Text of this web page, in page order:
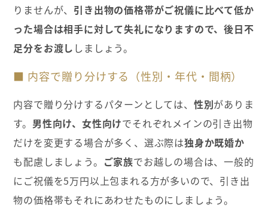
りませんが、 引き出物の価格帯がご祝儀に比べて低か
った場合は相手に対して失礼になりますので、後日不
足分をお渡し しましょう。
■ 内容で贈り分けする（性別・年代・間柄）
内容で贈り分けするパターンとしては、 性別がありま
す。 男性向け、女性向けでそれぞれメインの引き出物
だけを変更する場合が多く、選ぶ際は独身か既婚か
も配慮しましょう。 ご家族でお越しの場合は、一般的
にご祝儀を5万円以上包まれる方が多いので、引き出
物の価格帯もそれにあわせたものにしましょう。